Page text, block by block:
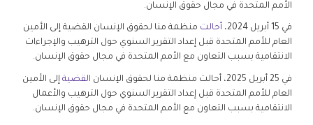
الأمم المتحدة في مجال حقوق الإنسان.
في 15 أبريل 2024، أحالت منظمة منا لحقوق الإنسان القضية إلى الأمين
العام للأمم المتحدة قبل إعداد التقرير السنوي حول الترهيب والإجراءات
الانتقامية بسبب التعاون مع الأمم المتحدة في مجال حقوق الإنسان.
في 25 أبريل 2025، أحالت منظمة منا لحقوق الإنسان القضية إلى الأمين
العام للأمم المتحدة قبل إعداد التقرير السنوي حول الترهيب والأعمال
الانتقامية بسبب التعاون مع الأمم المتحدة في مجال حقوق الإنسان.